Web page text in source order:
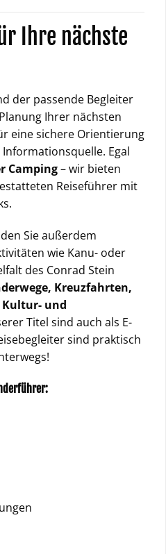
Ihre nächste
der passende Begleiter
Ihrer nächsten
eine sichere Orientierung
Egal
Camping– wir bieten
Reiseführer mit
Sie außerdem
wie Kanu- oder
des Conrad Stein
Kreuzfahrten,
und
Titel sind auch als E-
sind praktisch